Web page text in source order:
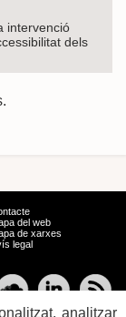
intervenció
dels
TAB per navegar.
del web
de xarxes
legal
analitzar